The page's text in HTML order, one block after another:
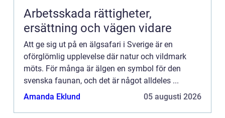
Arbetsskada rättigheter,
ersättning och vägen vidare
Att ge sig ut på en älgsafari i Sverige är en
oförglömlig upplevelse där natur och vildmark
möts. För många är älgen en symbol för den
svenska faunan, och det är något alldeles ...
Amanda Eklund
05 augusti 2026